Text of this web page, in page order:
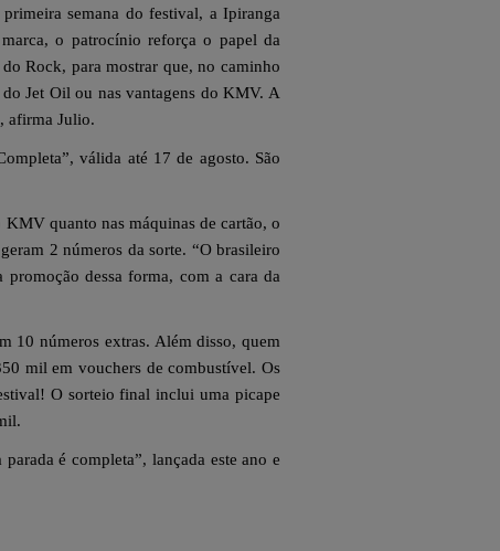
semana do festival, a Ipiranga
o patrocínio reforça o papel da
Rock, para mostrar que, no caminho
Jet Oil ou nas vantagens do KMV. A
afirma Julio.
válida até 17 de agosto. São
quanto nas máquinas de cartão, o
2 números da sorte. “O brasileiro
dessa forma, com a cara da
10 números extras. Além disso, quem
mil em vouchers de combustível. Os
O sorteio final inclui uma picape
é completa”, lançada este ano e